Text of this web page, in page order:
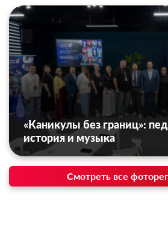
«Каникулы без границ»:
история и музыка
Смотреть все